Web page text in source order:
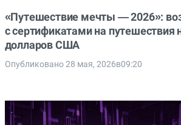
«Путешествие мечты — 2026»:
с сертификатами на путешествия
долларов США
Опубликовано 28 мая, 2026в09:20